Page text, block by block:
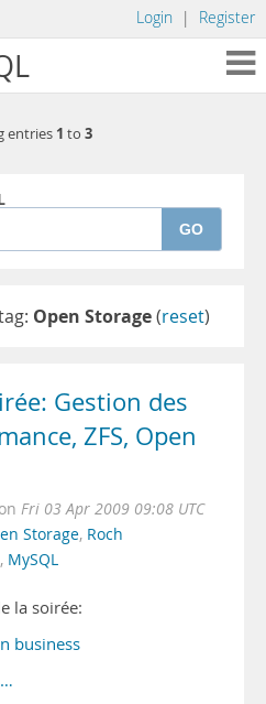
Login | Register
entries 1 to 3
GO
Open Storage(reset)
Gestion des
ZFS, Open
on Fri 03 Apr 2009 09:08 UTC
Storage, Roch
, MySQL
la soirée:
business